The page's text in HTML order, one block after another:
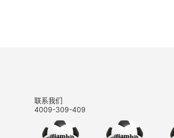
联系我们
4009-309-409